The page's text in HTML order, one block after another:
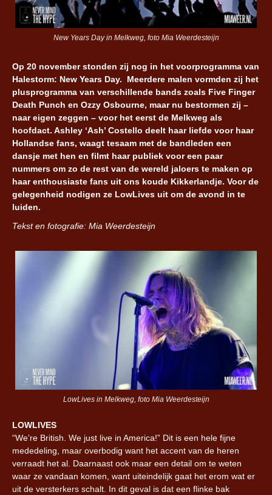
New Years Day in Melkweg, foto Mia Weerdesteijn
Op 20 november stonden zij nog in het voorprogramma van
Halestorm: New Years Day. Meerdere malen vormden zij het
plusprogramma van verschillende bands zoals Five Finger
Death Punch en Ozzy Osbourne, maar nu bestormen zij –
naar eigen zeggen – voor het eerst de Melkweg als
hoofdact. Ashley ‘Ash’ Costello deelt haar liefde voor haar
Hollandse fans, waagt tesaam met de bandleden een
dansje met hen en filmt haar publiek voor een paar
nummers om zo de rest van de wereld jaloers te maken op
haar enthousiaste fans uit ons koude Kikkerlandje. Voor de
gelegenheid nodigen ze LowLives uit om de avond in te
luiden.
Tekst en fotografie: Mia Weerdesteijn
LowLives in Melkweg, foto Mia Weerdesteijn
LOWLIVES
“We’re British. We just live in America!” Dit is een hele fijne
mededeling, maar overbodig want het accent van de heren
verraadt het al. Daarnaast ook maar een detail om te weten
waar ze vandaan komen, want uiteindelijk gaat het erom wat er
uit de versterkers schalt. In dit geval is dat een flinke bak